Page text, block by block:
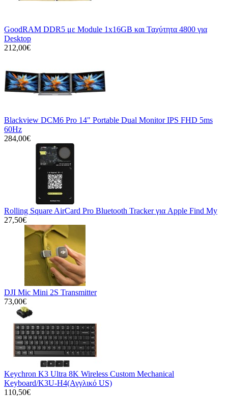
GoodRAM DDR5 με Module 1x16GB και Ταχύτητα 4800 για
Desktop
212,00€
Blackview DCM6 Pro 14" Portable Dual Monitor IPS FHD 5ms
60Hz
284,00€
Rolling Square AirCard Pro Bluetooth Tracker για Apple Find My
27,50€
DJI Mic Mini 2S Transmitter
73,00€
Keychron K3 Ultra 8K Wireless Custom Mechanical
Keyboard/K3U-H4(Αγγλικό US)
110,50€